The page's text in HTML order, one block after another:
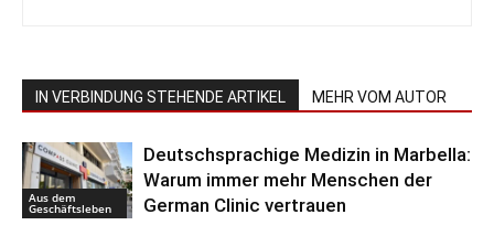
IN VERBINDUNG STEHENDE ARTIKEL MEHR VOM AUTOR
Aus dem
Geschäftsleben
Deutschsprachige Medizin in Marbella:
Warum immer mehr Menschen der
German Clinic vertrauen